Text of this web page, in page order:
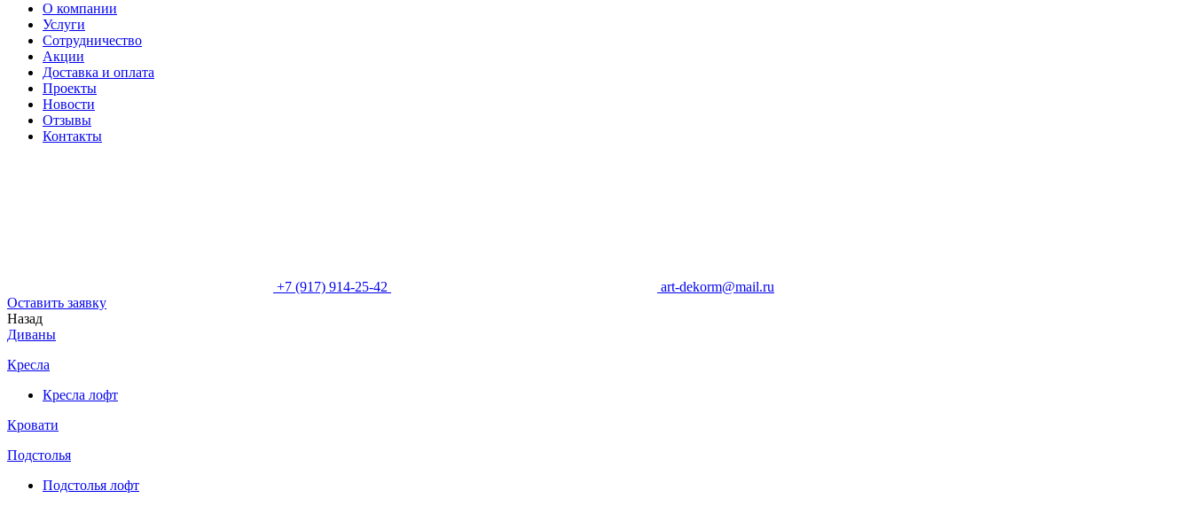
О компании
Услуги
Сотрудничество
Акции
Доставка и оплата
Проекты
Новости
Отзывы
Контакты
+7 (917) 914-25-42
art-dekorm@mail.ru
Оставить заявку
Назад
Диваны
Кресла
Кресла лофт
Кровати
Подстолья
Подстолья лофт